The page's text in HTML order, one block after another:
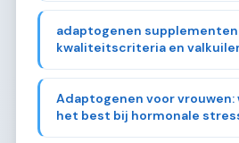
adaptogenen
kwaliteitscriteria en
Adaptogenen voor vrouwen:
het best bij hormonale